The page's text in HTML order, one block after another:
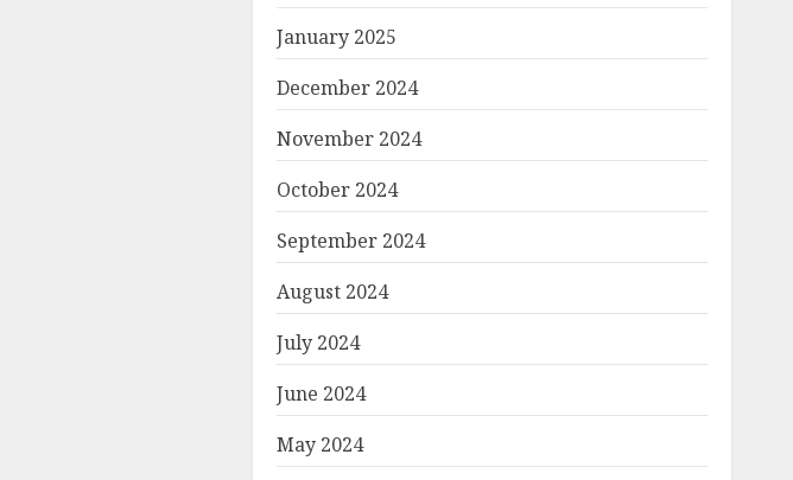
January 2025
December 2024
November 2024
October 2024
September 2024
August 2024
July 2024
June 2024
May 2024